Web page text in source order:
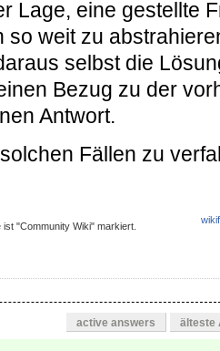
Lage, eine gestellte
so weit zu
selbst die
Bezug zu der
Antwort.
Fällen zu
ist "Community Wiki" markiert.
active answers älteste